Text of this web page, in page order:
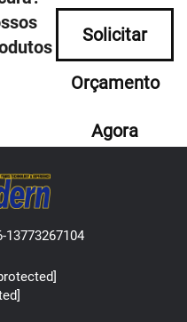
Solicitar
Orçamento
Agora
13773267104